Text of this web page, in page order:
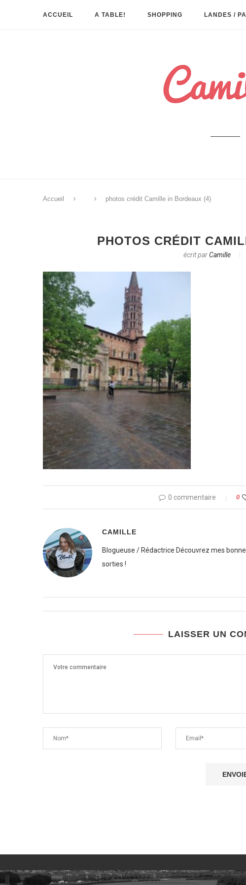
ACCUEIL A TABLE! SHOPPING LANDES /
Accueil photos crédit Camille in Bordeaux (4)
PHOTOS CRÉDIT
écrit parCamille
0 commentaire 0
CAMILLE
Blogueuse / Rédactrice Découvrez mes
sorties !
LAISSER UN